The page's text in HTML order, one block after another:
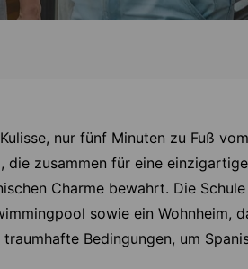
nur fünf Minuten zu Fuß
zusammen für eine
Charme bewahrt. Die
sowie ein Wohnheim,
Bedingungen, um